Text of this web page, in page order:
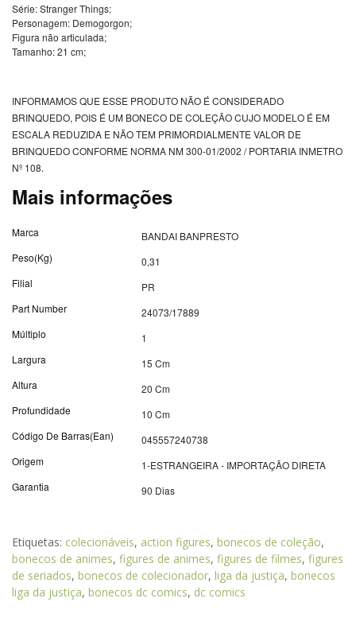
Série: Stranger Things;
Personagem: Demogorgon;
Figura não articulada;
Tamanho: 21 cm;
INFORMAMOS QUE ESSE PRODUTO NÃO É CONSIDERADO
BRINQUEDO, POIS É UM BONECO DE COLEÇÃO CUJO MODELO É EM
ESCALA REDUZIDA E NÃO TEM PRIMORDIALMENTE VALOR DE
BRINQUEDO CONFORME NORMA NM 300-01/2002 / PORTARIA INMETRO
Nº 108.
Mais informações
Mais
Marca
BANDAI BANPRESTO
Peso(Kg)
0,31
Filial
PR
Part Number
24073/17889
Múltiplo
1
Largura
15 Cm
Altura
20 Cm
Profundidade
10 Cm
Código De Barras(Ean)
045557240738
Origem
1-ESTRANGEIRA - IMPORTAÇÃO DIRETA
Garantia
90 Dias
Etiquetas: colecionáveis, action figures, bonecos de coleção,
bonecos de animes, figures de animes, figures de filmes, figures
de seriados, bonecos de colecionador, liga da justiça, bonecos
liga da justiça, bonecos dc comics, dc comics